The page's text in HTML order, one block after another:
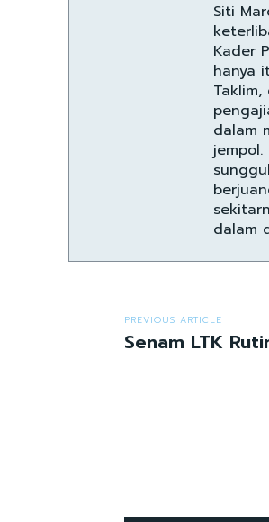
Siti
Kader
hanya
dalam
dalam
PREVIOUS ARTICLE
Senam LTK